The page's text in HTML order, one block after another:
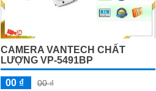
CAMERA VANTECH CHẤT
LƯỢNG VP-5491BP
00 ₫
00 ₫